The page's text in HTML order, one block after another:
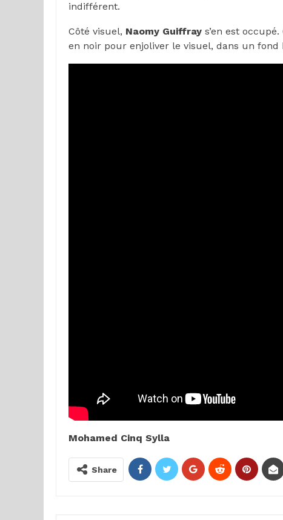
indifférent.
Côté visuel, Naomy Guiffray s’en est
en noir pour enjoliver le visuel, dans un fond
Mohamed Cinq Sylla
Share